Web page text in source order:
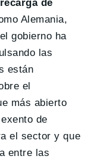
de
Alemania,
gobierno ha
las
están
el
más abierto
de
el sector y que
entre las